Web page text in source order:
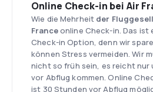
Online Check-in bei Air
Wie die Mehrheit der
Franceonline Check-in. Das ist
Check-in Option, denn wir
können Stress vermeiden. Wir
nicht so früh sein, es reicht nur
vor Abflug kommen. Online
ist 30 Stunden vor Abflug